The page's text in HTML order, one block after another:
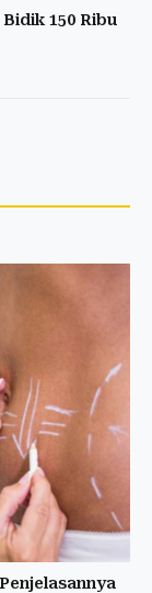
150 Ribu